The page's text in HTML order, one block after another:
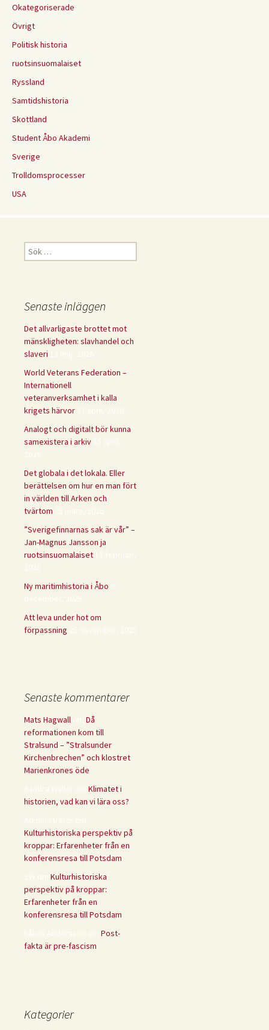
Okategoriserade
Övrigt
Politisk historia
ruotsinsuomalaiset
Ryssland
Samtidshistoria
Skottland
Student Åbo Akademi
Sverige
Trolldomsprocesser
USA
Sök
efter:
Senaste inläggen
Det allvarligaste brottet mot
mänskligheten: slavhandel och
slaveri 13 maj, 2026
World Veterans Federation –
Internationell
veteranverksamhet i kalla
krigets härvor
27 april, 2026
Analogt och digitalt bör kunna
samexistera i arkiv 15 april,
2026
Det globala i det lokala. Eller
berättelsen om hur en man fört
in världen till Arken och
tvärtom
25 mars, 2026
”Sverigefinnarnas sak är vår” –
Jan-Magnus Jansson ja
ruotsinsuomalaiset 17 februari,
2026
Ny maritimhistoria i Åbo 9
december, 2025
Att leva under hot om
förpassning
25 november, 2025
Senaste kommentarer
Mats Hagwall om Då
reformationen kom till
Stralsund – ”Stralsunder
Kirchenbrechen” och klostret
Marienkrones öde
Sandra Waller om Klimatet i
historien, vad kan vi lära oss?
Administratör om
Kulturhistoriska perspektiv på
kroppar: Erfarenheter från en
konferensresa till Potsdam
SW om Kulturhistoriska
perspektiv på kroppar:
Erfarenheter från en
konferensresa till Potsdam
håkan Andersson om Post-
fakta är pre-fascism
Kategorier